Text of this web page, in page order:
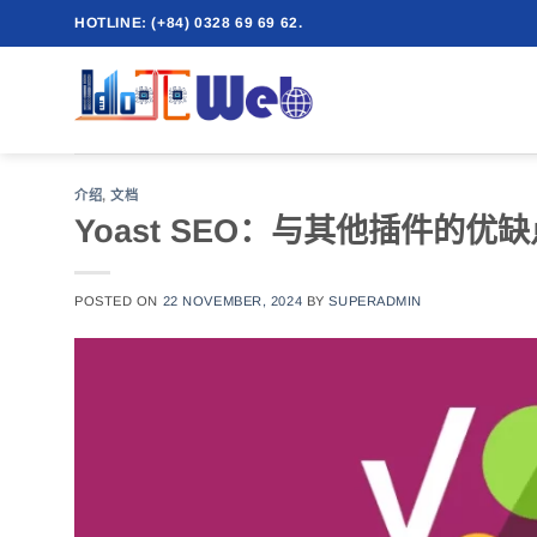
到
HOTLINE: (+84) 0328 69 69 62.
介绍,文档
Yoast SEO：与其他插件的优
POSTED ON 22 NOVEMBER, 2024 BYSUPERADMIN